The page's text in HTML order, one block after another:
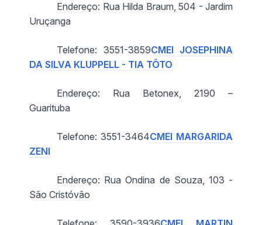
Endereço: Rua Hilda Braum, 504 - Jardim
Uruçanga
Telefone: 3551-3859CMEI JOSEPHINA
DA SILVA KLUPPELL - TIA TÔTO
Endereço: Rua Betonex, 2190 –
Guarituba
Telefone: 3551-3464CMEI MARGARIDA
ZENI
Endereço: Rua Ondina de Souza, 103 -
São Cristóvão